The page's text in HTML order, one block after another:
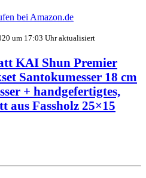
bei Amazon.de
um 17:03 Uhr aktualisiert
KAI Shun Premier
Santokumesser 18 cm
+ handgefertigtes,
aus Fassholz 25×15